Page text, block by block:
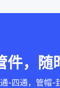
件，随
-四通，管帽-